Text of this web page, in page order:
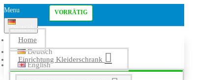
Menu
Deutsch
Deutsch
English
Home
Einrichtung Kleiderschrank
VORRÄTIG